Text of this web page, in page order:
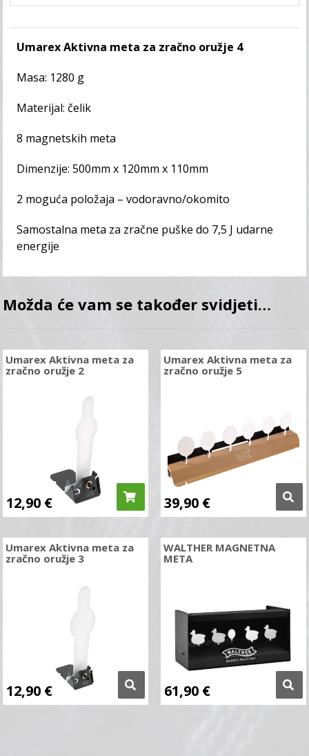
Umarex Aktivna meta za zračno oružje 4
Masa: 1280 g
Materijal: čelik
8 magnetskih meta
Dimenzije: 500mm x 120mm x 110mm
2 moguća položaja – vodoravno/okomito
Samostalna meta za zračne puške do 7,5 J udarne
energije
Možda će vam se također svidjeti…
Umarex Aktivna meta za
zračno oružje 2
12,90 €
Umarex Aktivna meta za
zračno oružje 5
39,90 €
Umarex Aktivna meta za
zračno oružje 3
12,90 €
WALTHER MAGNETNA
META
61,90 €